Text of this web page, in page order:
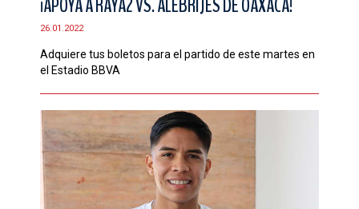
¡APOYA A RAYA2 VS. ALEBRIJES DE OAXACA!
26.01.2022
Adquiere tus boletos para el partido de este martes en
el Estadio BBVA